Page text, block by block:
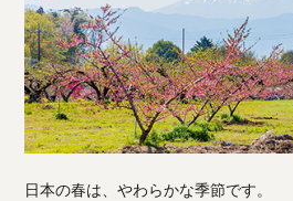
日本の春は、やわらかな季節です。